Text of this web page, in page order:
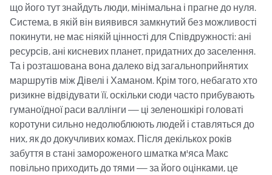
що його тут знайдуть люди, мінімальна і прагне до нуля.
Система, в якій він виявився замкнутий без можливості
покинути, не має ніякій цінності для Співдружності: ані
ресурсів, ані кисневих планет, придатних до заселення.
Та і розташована вона далеко від загальноприйнятих
маршрутів між Дівелі і Хаманом. Крім того, небагато хто
ризикне відвідувати її, оскільки сюди часто прибувають
гуманоїдної раси валлінги — ці зеленошкірі головаті
коротуни сильно недолюблюють людей і ставляться до
них, як до докучливих комах. Після декількох років
забуття в стані замороженого шматка м'яса Макс
повільно приходить до тями — за його оцінками, це